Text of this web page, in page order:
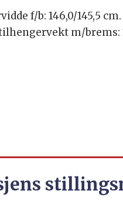
f/b: 146,0/145,5 cm.
m/brems: